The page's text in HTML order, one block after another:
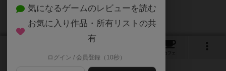
カフェ
気になるゲームのレビューを読む
お気に入り作品・所有リストの共
有
ログイン / 会員登録（10秒）